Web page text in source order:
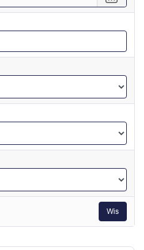
een
tot
met
Wis